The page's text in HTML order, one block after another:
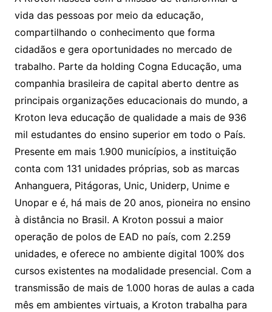
vida das pessoas por meio da educação,
compartilhando o conhecimento que forma
cidadãos e gera oportunidades no mercado de
trabalho. Parte da holding Cogna Educação, uma
companhia brasileira de capital aberto dentre as
principais organizações educacionais do mundo, a
Kroton leva educação de qualidade a mais de 936
mil estudantes do ensino superior em todo o País.
Presente em mais 1.900 municípios, a instituição
conta com 131 unidades próprias, sob as marcas
Anhanguera, Pitágoras, Unic, Uniderp, Unime e
Unopar e é, há mais de 20 anos, pioneira no ensino
à distância no Brasil. A Kroton possui a maior
operação de polos de EAD no país, com 2.259
unidades, e oferece no ambiente digital 100% dos
cursos existentes na modalidade presencial. Com a
transmissão de mais de 1.000 horas de aulas a cada
mês em ambientes virtuais, a Kroton trabalha para